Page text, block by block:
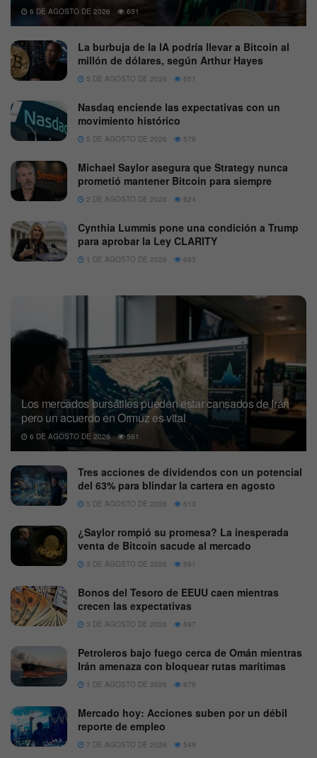
6 DE AGOSTO DE 2026 631
La burbuja de la IA podría llevar a Bitcoin al
millón de dólares, según Arthur Hayes
5 DE AGOSTO DE 2026 651
Nasdaq enciende las expectativas con un
movimiento histórico
5 DE AGOSTO DE 2026 579
Michael Saylor asegura que Strategy nunca
prometió mantener Bitcoin para siempre
2 DE AGOSTO DE 2026 624
Cynthia Lummis pone una condición a Trump
para aprobar la Ley CLARITY
1 DE AGOSTO DE 2026 663
Los mercados bursátiles pueden estar cansados de Irán
pero un acuerdo en Ormuz es vital
6 DE AGOSTO DE 2026 561
Tres acciones de dividendos con un potencial
del 63% para blindar la cartera en agosto
5 DE AGOSTO DE 2026 613
¿Saylor rompió su promesa? La inesperada
venta de Bitcoin sacude al mercado
3 DE AGOSTO DE 2026 591
Bonos del Tesoro de EEUU caen mientras
crecen las expectativas
3 DE AGOSTO DE 2026 597
Petroleros bajo fuego cerca de Omán mientras
Irán amenaza con bloquear rutas marítimas
1 DE AGOSTO DE 2026 679
Mercado hoy: Acciones suben por un débil
reporte de empleo
7 DE AGOSTO DE 2026 549